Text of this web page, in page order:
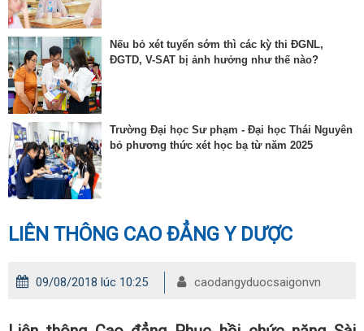
Nếu bỏ xét tuyển sớm thì các kỳ thi ĐGNL,
ĐGTD, V-SAT bị ảnh hưởng như thế nào?
Trường Đại học Sư phạm - Đại học Thái Nguyên
bỏ phương thức xét học bạ từ năm 2025
LIÊN THÔNG CAO ĐẲNG Y DƯỢC
09/08/2018 lúc 10:25 caodangyduocsaigonvn